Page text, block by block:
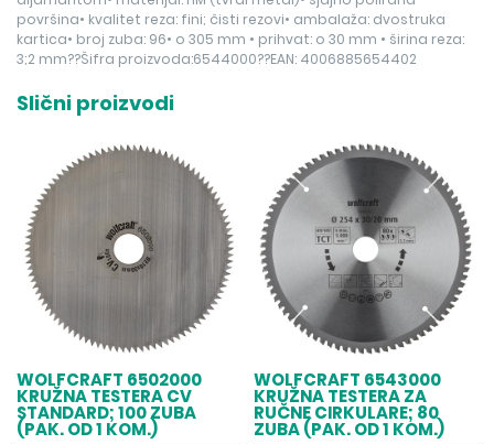
površina• kvalitet reza: fini; čisti rezovi• ambalaža: dvostruka
kartica• broj zuba: 96• o 305 mm • prihvat: o 30 mm • širina reza:
3;2 mm??Šifra proizvoda:6544000??EAN: 4006885654402
Slični proizvodi
WOLFCRAFT 6502000
KRUŽNA TESTERA CV
STANDARD; 100 ZUBA
(PAK. OD 1 KOM.)
WOLFCRAFT 6543000
KRUŽNA TESTERA ZA
RUČNE CIRKULARE; 80
ZUBA (PAK. OD 1 KOM.)